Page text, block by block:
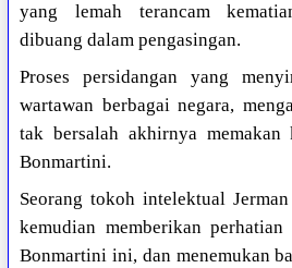
yang lemah terancam
dibuang dalam pengasingan.
Proses persidangan yang
wartawan berbagai negara,
tak bersalah akhirnya
Bonmartini.
Seorang tokoh intelektual
kemudian memberikan
Bonmartini ini, dan menemukan